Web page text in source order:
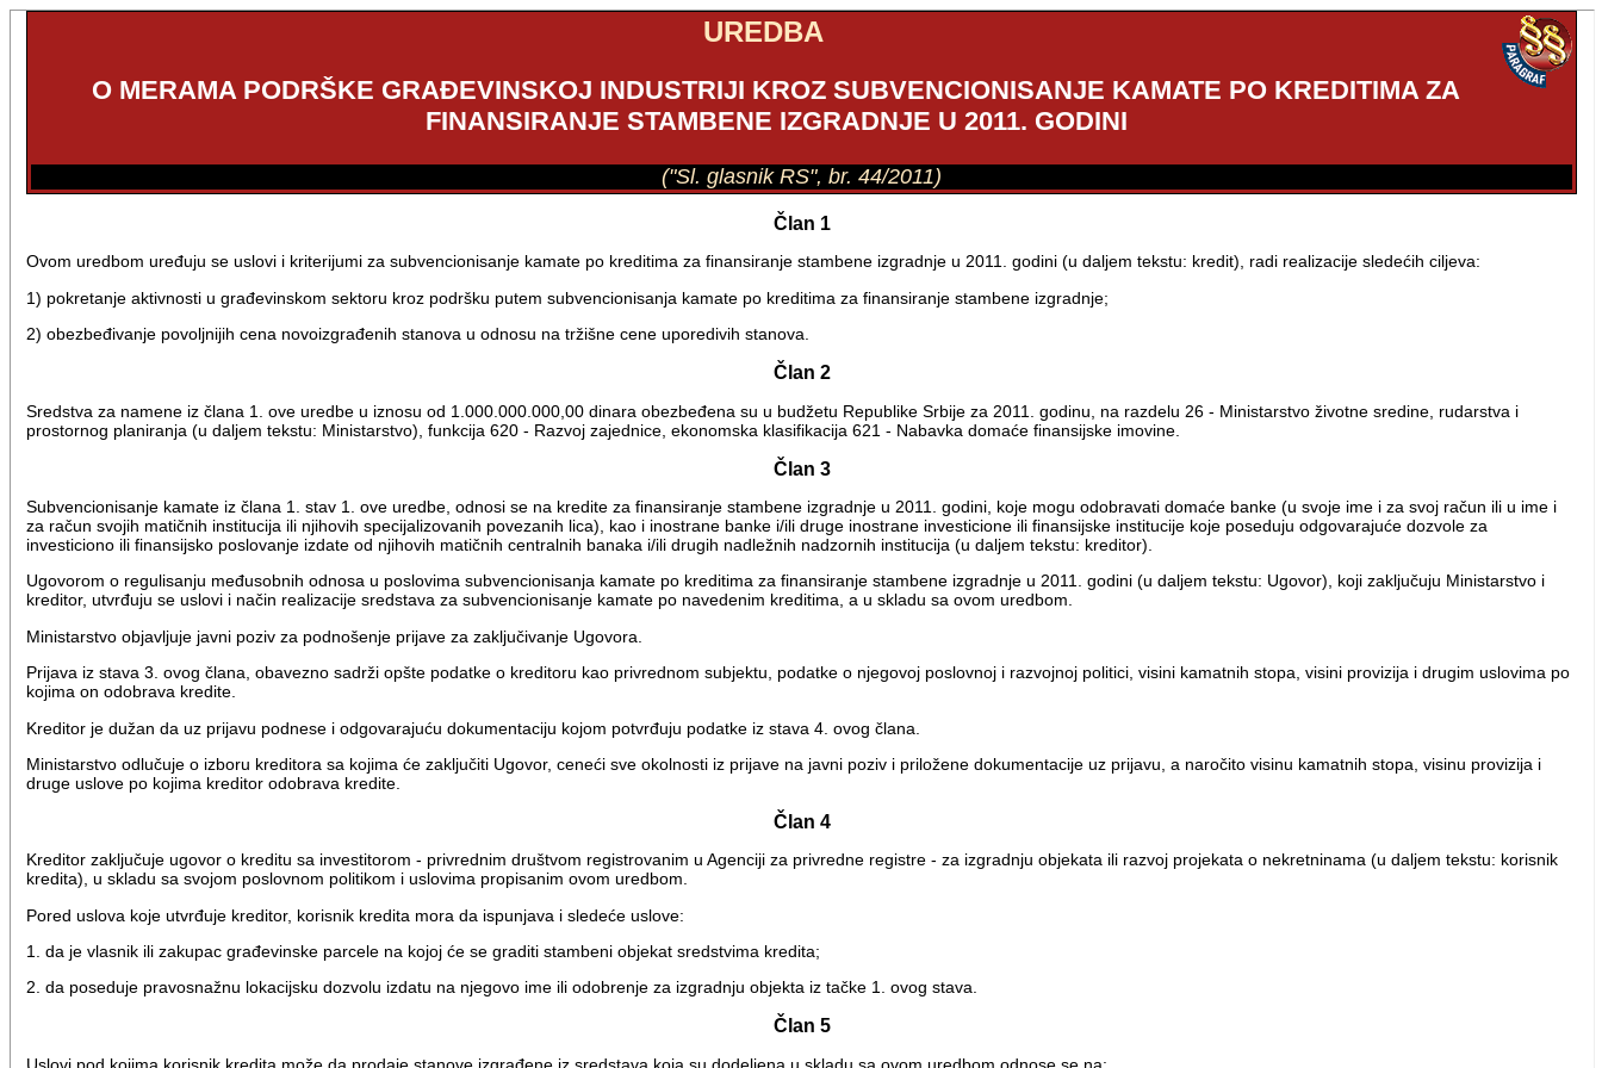
UREDBA
O MERAMA PODRŠKE GRAĐEVINSKOJ INDUSTRIJI KROZ SUBVENCIONISANJE KAMATE PO KREDITIMA ZA
FINANSIRANJE STAMBENE IZGRADNJE U 2011. GODINI
("Sl. glasnik RS", br. 44/2011)
Član 1
Ovom uredbom uređuju se uslovi i kriterijumi za subvencionisanje kamate po kreditima za finansiranje stambene izgradnje u 2011. godini (u daljem tekstu: kredit), radi realizacije sledećih ciljeva:
1) pokretanje aktivnosti u građevinskom sektoru kroz podršku putem subvencionisanja kamate po kreditima za finansiranje stambene izgradnje;
2) obezbeđivanje povoljnijih cena novoizgrađenih stanova u odnosu na tržišne cene uporedivih stanova.
Član 2
Sredstva za namene iz člana 1. ove uredbe u iznosu od 1.000.000.000,00 dinara obezbeđena su u budžetu Republike Srbije za 2011. godinu, na razdelu 26 - Ministarstvo životne sredine, rudarstva i
prostornog planiranja (u daljem tekstu: Ministarstvo), funkcija 620 - Razvoj zajednice, ekonomska klasifikacija 621 - Nabavka domaće finansijske imovine.
Član 3
Subvencionisanje kamate iz člana 1. stav 1. ove uredbe, odnosi se na kredite za finansiranje stambene izgradnje u 2011. godini, koje mogu odobravati domaće banke (u svoje ime i za svoj račun ili u ime i
za račun svojih matičnih institucija ili njihovih specijalizovanih povezanih lica), kao i inostrane banke i/ili druge inostrane investicione ili finansijske institucije koje poseduju odgovarajuće dozvole za
investiciono ili finansijsko poslovanje izdate od njihovih matičnih centralnih banaka i/ili drugih nadležnih nadzornih institucija (u daljem tekstu: kreditor).
Ugovorom o regulisanju međusobnih odnosa u poslovima subvencionisanja kamate po kreditima za finansiranje stambene izgradnje u 2011. godini (u daljem tekstu: Ugovor), koji zaključuju Ministarstvo i
kreditor, utvrđuju se uslovi i način realizacije sredstava za subvencionisanje kamate po navedenim kreditima, a u skladu sa ovom uredbom.
Ministarstvo objavljuje javni poziv za podnošenje prijave za zaključivanje Ugovora.
Prijava iz stava 3. ovog člana, obavezno sadrži opšte podatke o kreditoru kao privrednom subjektu, podatke o njegovoj poslovnoj i razvojnoj politici, visini kamatnih stopa, visini provizija i drugim uslovima po
kojima on odobrava kredite.
Kreditor je dužan da uz prijavu podnese i odgovarajuću dokumentaciju kojom potvrđuju podatke iz stava 4. ovog člana.
Ministarstvo odlučuje o izboru kreditora sa kojima će zaključiti Ugovor, ceneći sve okolnosti iz prijave na javni poziv i priložene dokumentacije uz prijavu, a naročito visinu kamatnih stopa, visinu provizija i
druge uslove po kojima kreditor odobrava kredite.
Član 4
Kreditor zaključuje ugovor o kreditu sa investitorom - privrednim društvom registrovanim u Agenciji za privredne registre - za izgradnju objekata ili razvoj projekata o nekretninama (u daljem tekstu: korisnik
kredita), u skladu sa svojom poslovnom politikom i uslovima propisanim ovom uredbom.
Pored uslova koje utvrđuje kreditor, korisnik kredita mora da ispunjava i sledeće uslove:
1. da je vlasnik ili zakupac građevinske parcele na kojoj će se graditi stambeni objekat sredstvima kredita;
2. da poseduje pravosnažnu lokacijsku dozvolu izdatu na njegovo ime ili odobrenje za izgradnju objekta iz tačke 1. ovog stava.
Član 5